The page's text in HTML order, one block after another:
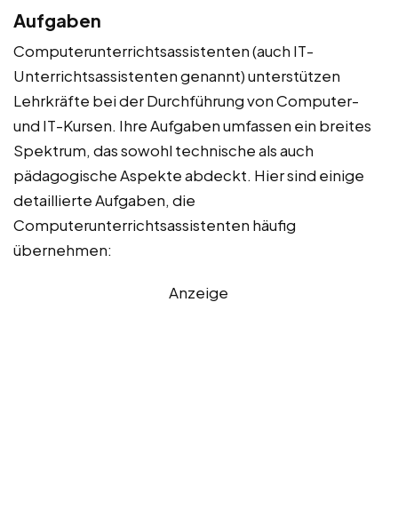
Aufgaben
Computerunterrichtsassistenten (auch IT-
Unterrichtsassistenten genannt) unterstützen
Lehrkräfte bei der Durchführung von Computer-
und IT-Kursen. Ihre Aufgaben umfassen ein breites
Spektrum, das sowohl technische als auch
pädagogische Aspekte abdeckt. Hier sind einige
detaillierte Aufgaben, die
Computerunterrichtsassistenten häufig
übernehmen:
Anzeige